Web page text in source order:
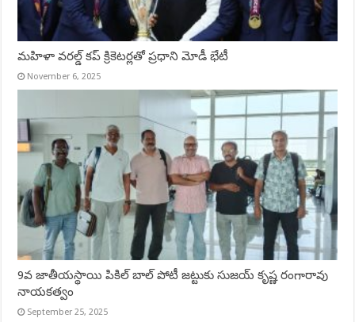
మహిళా వరల్డ్ కప్ క్రికెటర్లతో ప్రధాని మోడీ భేటీ
November 6, 2025
9వ జాతీయస్థాయి పికిల్ బాల్ పోటీ జట్టుకు సుజయ్ కృష్ణ రంగారావు
నాయకత్వం
September 25, 2025